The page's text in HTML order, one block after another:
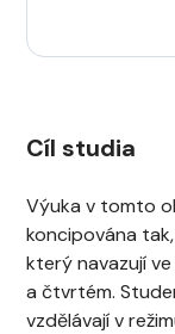
Cíl studia
Výuka v tomto
koncipována
který navazují
a čtvrtém.
vzdělávají v